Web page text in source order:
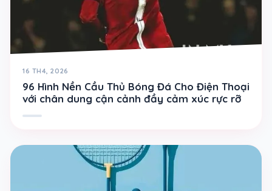
16 TH4, 2026
96 Hình Nền Cầu Thủ Bóng Đá Cho Điện Thoại
với chân dung cận cảnh đầy cảm xúc rực rỡ